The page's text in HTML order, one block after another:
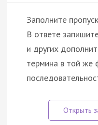
Заполните
В ответе
и других
термина в той же